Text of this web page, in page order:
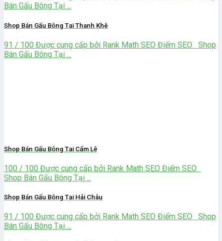
Bán Gấu Bông Tại ...
Shop Bán Gấu Bông Tại Thanh Khê
91 / 100 Được cung cấp bởi Rank Math SEO Điểm SEO Shop
Bán Gấu Bông Tại ...
Shop Bán Gấu Bông Tại Cẩm Lệ
100 / 100 Được cung cấp bởi Rank Math SEO Điểm SEO
Shop Bán Gấu Bông Tại ...
Shop Bán Gấu Bông Tại Hải Châu
91 / 100 Được cung cấp bởi Rank Math SEO Điểm SEO Shop
Bán Gấu Bông Tại ...